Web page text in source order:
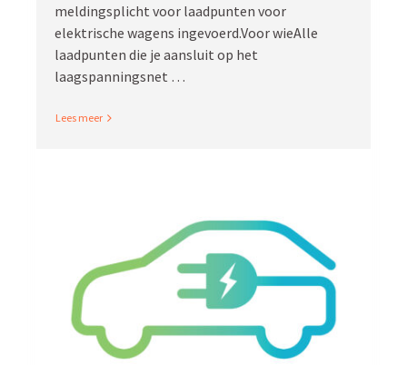
meldings­plicht voor laadpunten voor
elektrische wagens ingevoerd.Voor wieAlle
laadpunten die je aansluit op het
laagspanningsnet …
Read More